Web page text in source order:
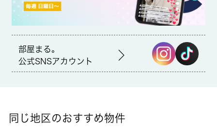
部屋まる。
公式SNSアカウント
同じ地区のおすすめ物件